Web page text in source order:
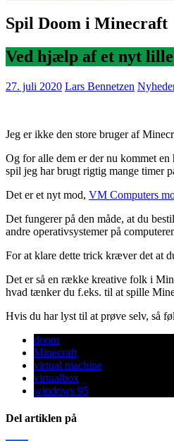
Spil Doom i Minecraft
Ved hjælp af et nyt
27. juli 2020 Lars Bennetzen
Jeg er ikke den store bruger af
Og for alle dem er der nu kommet
spil jeg har brugt rigtig mange timer
Det er et nyt mod, VM Computers
Det fungerer på den måde, at du
andre operativsystemer på
For at klare dette trick kræver det at
Det er så en række kreative folk i
hvad tænker du f.eks. til at spille
Hvis du har lyst til at prøve selv, så
doom
Minecraft
virtual machine
virtualbox
windows 95
Del artiklen på